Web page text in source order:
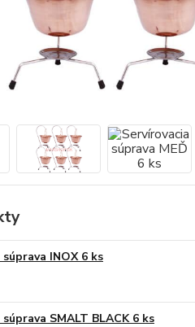
INOX 6 ks
SMALT BLACK 6 ks